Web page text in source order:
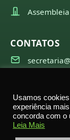
CONTATOS
©2026
Usamos
experiência
concorda com o
Leia Mais